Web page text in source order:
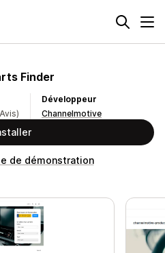
Finder
Développeur
Channelmotive
de démonstration